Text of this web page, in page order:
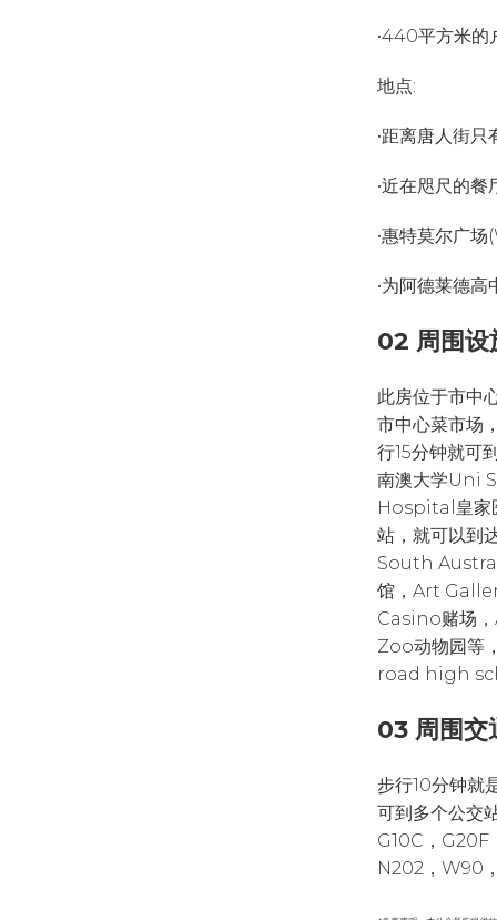
•440平方米的
地点:
•距离唐人街只
•近在咫尺的
•惠特莫尔广
•为阿德莱德
02 周围设
此房位于市
市中心菜市场
行15分钟就可
南澳大学Uni
Hospital皇家
站，就可以
South
馆，Art
Casino赌场
Zoo动物园等
road high
03 周围交
步行10分钟就
可到多个公交
G10C，G20F
N202，W90